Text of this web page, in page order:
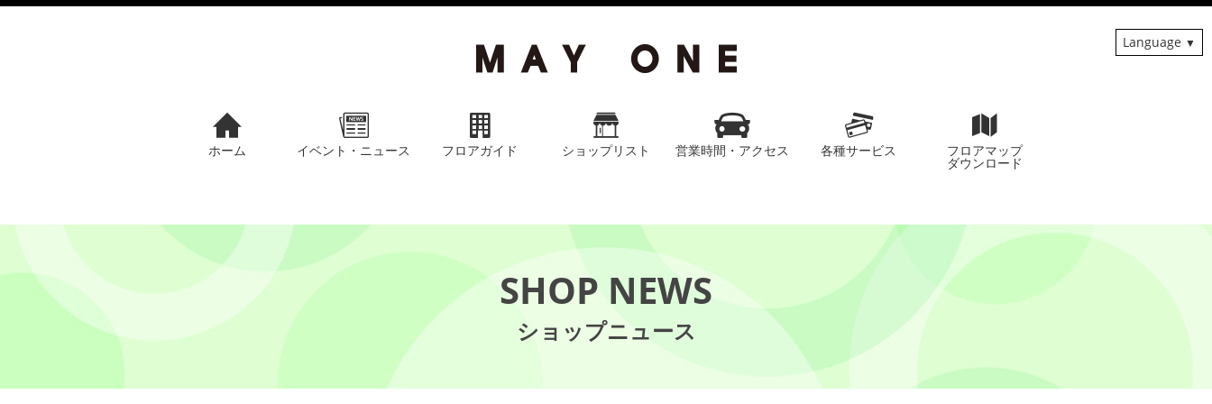
ホーム イベント・ニュース フロアガイド ショップリスト 営業時間・アクセス 各種サービス フロアマップ
ダウンロード
Language
SHOP NEWS